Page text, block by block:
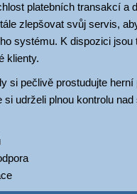
platebních transakcí a
zlepšovat svůj servis,
systému. K dispozici
klienty.
si pečlivě prostudujte
si udrželi plnou kontrolu